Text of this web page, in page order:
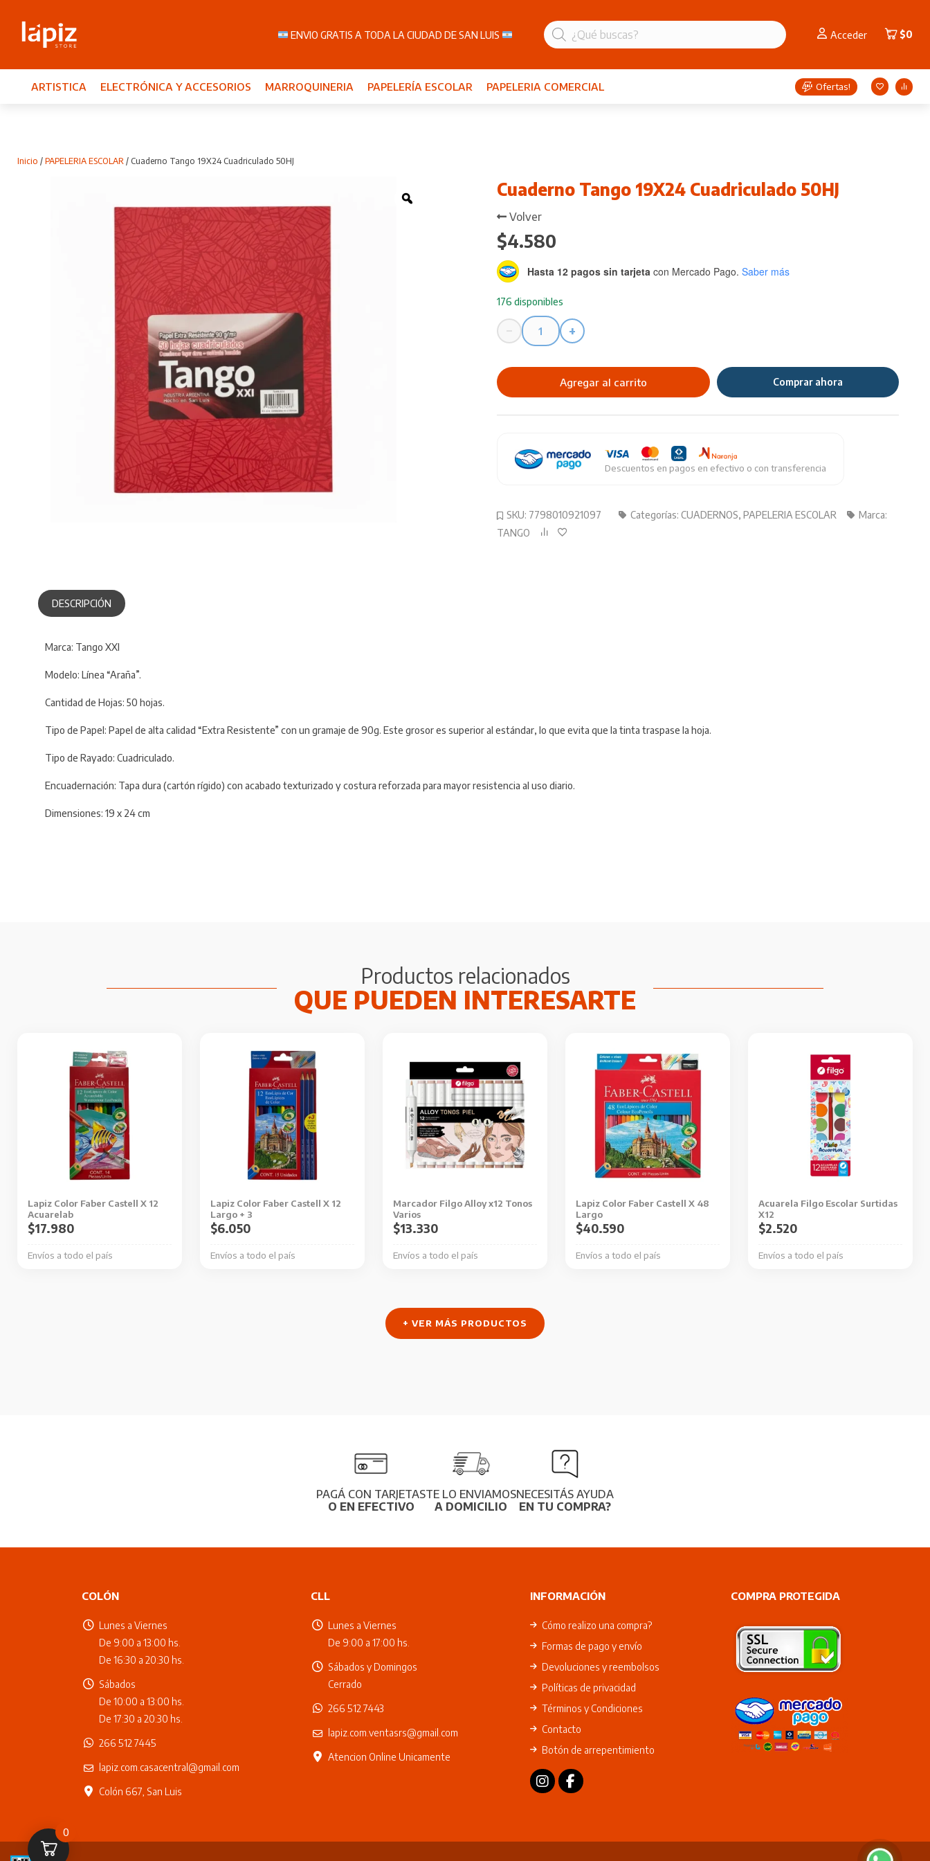
Búsqueda
de
productos
Acceder $0
ENVIO GRATIS A TODA LA CIUDAD DE SAN LUIS
ARTISTICA ELECTRÓNICA Y ACCESORIOS MARROQUINERIA PAPELERÍA ESCOLAR PAPELERIA COMERCIAL Ofertas!
Inicio / PAPELERIA ESCOLAR / Cuaderno Tango 19X24 Cuadriculado 50HJ
Cuaderno Tango 19X24 Cuadriculado 50HJ
Volver
$4.580
176 disponibles
Hasta 12 pagos sin tarjeta con Mercado Pago. Saber más
−
Cuaderno
19X24
Cuadriculado
+
Agregar al carrito Comprar ahora
SKU: 7798010921097 Categorías: CUADERNOS, PAPELERIA ESCOLAR
Marca:
TANGO
Descuentos en pagos en efectivo o con transferencia
DESCRIPCIÓN
Marca: Tango XXI
Modelo: Línea “Araña”.
Cantidad de Hojas: 50 hojas.
Tipo de Papel: Papel de alta calidad “Extra Resistente” con un gramaje de 90g. Este grosor es superior al estándar, lo que evita que la tinta traspase la hoja.
Tipo de Rayado: Cuadriculado.
Encuadernación: Tapa dura (cartón rígido) con acabado texturizado y costura reforzada para mayor resistencia al uso diario.
Dimensiones: 19 x 24 cm
Productos relacionados
Lapiz Color Faber Castell X 12
Acuarelab
Envíos a todo el país
$17.980
Lapiz Color Faber Castell X 12
Largo + 3
Envíos a todo el país
$6.050
Marcador Filgo Alloy x12 Tonos
Varios
Envíos a todo el país
$13.330
tiene
múltiples
variantes.
opciones
elegir
en
página
Lapiz Color Faber Castell X 48
Largo
Envíos a todo el país
$40.590
Acuarela Filgo Escolar Surtidas
X12
Envíos a todo el país
$2.520
+ VER MÁS PRODUCTOS
PAGÁ CON TARJETAS
O EN EFECTIVO
TE LO ENVIAMOS
A DOMICILIO
NECESITÁS AYUDA
EN TU COMPRA?
COLÓN
Lunes a Viernes
De 9:00 a 13:00 hs.
De 16:30 a 20:30 hs.
Sábados
De 10:00 a 13:00 hs.
De 17:30 a 20:30 hs.
266 512 7445
lapiz.com.casacentral@gmail.com
Colón 667, San Luis
CLL
Lunes a Viernes
De 9:00 a 17:00 hs.
Sábados y Domingos
Cerrado
266 512 7443
lapiz.com.ventasrs@gmail.com
Atencion Online Unicamente
INFORMACIÓN
Cómo realizo una compra?
Formas de pago y envío
Devoluciones y reembolsos
Políticas de privacidad
Términos y Condiciones
Contacto
Botón de arrepentimiento
COMPRA PROTEGIDA
0